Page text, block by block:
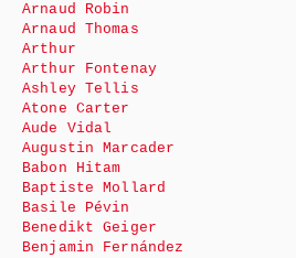
Arnaud Robin
Arnaud Thomas
Arthur
Arthur Fontenay
Ashley Tellis
Atone Carter
Aude Vidal
Augustin Marcader
Babon Hitam
Baptiste Mollard
Basile Pévin
Benedikt Geiger
Benjamin Fernández